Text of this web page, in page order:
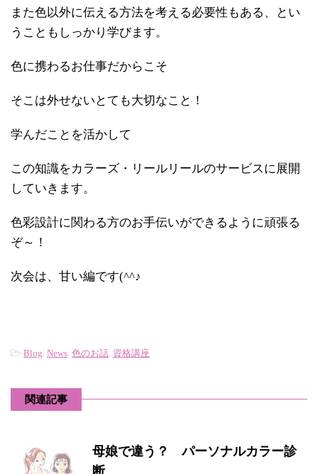
また色以外に伝える方法を考える必要性もある、とい
うこともしっかり学びます。
色に携わるお仕事だからこそ
そこは外せないとても大切なこと！
学んだことを活かして
この知識をカラーズ・リールリールのサービスに展開
していきます。
色彩設計に関わる方のお手伝いができるように頑張る
ぞ～！
次会は、甘い編です(^^♪
-Blog, News, 色のお話, 資格講座
関連記事
母娘で違う？ パーソナルカラー診